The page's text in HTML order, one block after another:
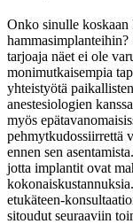
Onko sinulle koskaan
hammasimplanteihin?
tarjoaja näet ei ole
monimutkaisempia
yhteistyötä
anestesiologien
myös
pehmytkudossiirrettä
ennen sen
jotta implantit ovat
etukäteen-
sitoudut seuraaviin